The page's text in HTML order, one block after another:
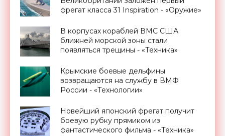
фрегат класса 31 Inspiration - «Оружие»
В корпусах кораблей ВМС США
ближней морской зоны стали
появляться трещины - «Техника»
Крымские боевые дельфины
возвращаются на службу в ВМФ
России - «Технологии»
Новейший японский фрегат получит
боевую рубку прямиком из
фантастического фильма - «Техника»